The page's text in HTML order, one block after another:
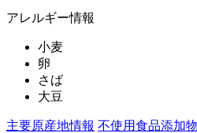
アレルギー情報
小麦
卵
さば
大豆
主要原産地情報 不使用食品添加